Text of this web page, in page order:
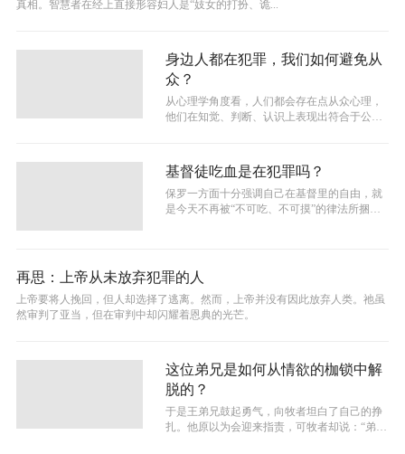
真相。智慧者在经上直接形容妇人是“妓女的打扮、诡...
身边人都在犯罪，我们如何避免从
众？
从心理学角度看，人们都会存在点从众心理，
他们在知觉、判断、认识上表现出符合于公众
基督徒吃血是在犯罪吗？
保罗一方面十分强调自己在基督里的自由，就
是今天不再被“不可吃、不可摸”的律法所捆
再思：上帝从未放弃犯罪的人
上帝要将人挽回，但人却选择了逃离。然而，上帝并没有因此放弃人类。祂虽
然审判了亚当，但在审判中却闪耀着恩典的光芒。
这位弟兄是如何从情欲的枷锁中解
脱的？
于是王弟兄鼓起勇气，向牧者坦白了自己的挣
扎。他原以为会迎来指责，可牧者却说：“弟